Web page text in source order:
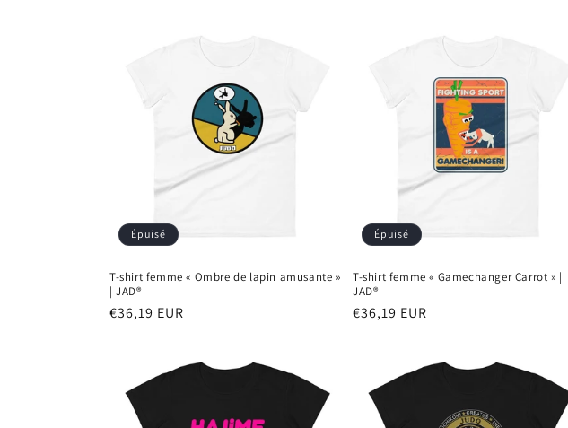
Épuisé
T-shirt femme « Ombre de lapin amusante »
| JAD®
Prix
€36,19 EUR
Épuisé
T-shirt femme « Gamechanger Carrot » |
JAD®
Prix
€36,19 EUR